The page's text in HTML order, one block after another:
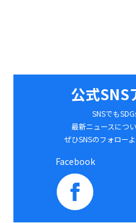
公式SNS
SNSでも
最新ニュースにつ
ぜひSNSのフォロー
Facebook